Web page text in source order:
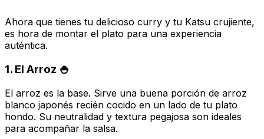
Ahora que tienes tu delicioso curry y tu Katsu crujiente,
es hora de montar el plato para una experiencia
auténtica.
1. El Arroz 🍚
El arroz es la base. Sirve una buena porción de arroz
blanco japonés recién cocido en un lado de tu plato
hondo. Su neutralidad y textura pegajosa son ideales
para acompañar la salsa.